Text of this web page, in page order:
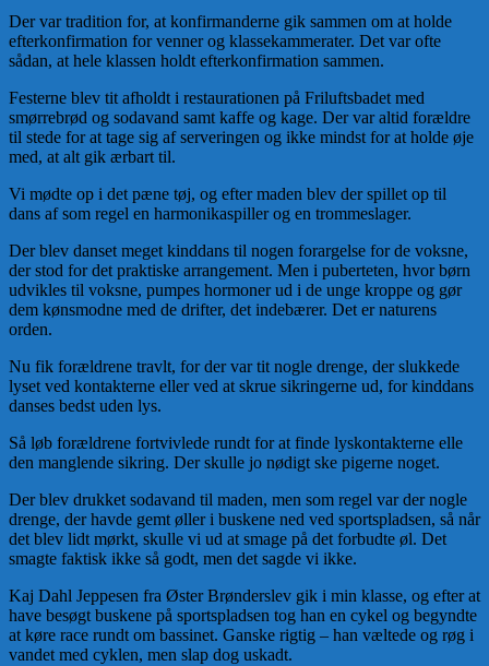
Der var tradition for, at konfirmanderne gik sammen om at holde
efterkonfirmation for venner og klassekammerater. Det var ofte
sådan, at hele klassen holdt efterkonfirmation sammen.
Festerne blev tit afholdt i restaurationen på Friluftsbadet med
smørrebrød og sodavand samt kaffe og kage. Der var altid forældre
til stede for at tage sig af serveringen og ikke mindst for at holde øje
med, at alt gik ærbart til.
Vi mødte op i det pæne tøj, og efter maden blev der spillet op til
dans af som regel en harmonikaspiller og en trommeslager.
Der blev danset meget kinddans til nogen forargelse for de voksne,
der stod for det praktiske arrangement. Men i puberteten, hvor børn
udvikles til voksne, pumpes hormoner ud i de unge kroppe og gør
dem kønsmodne med de drifter, det indebærer. Det er naturens
orden.
Nu fik forældrene travlt, for der var tit nogle drenge, der slukkede
lyset ved kontakterne eller ved at skrue sikringerne ud, for kinddans
danses bedst uden lys.
Så løb forældrene fortvivlede rundt for at finde lyskontakterne elle
den manglende sikring. Der skulle jo nødigt ske pigerne noget.
Der blev drukket sodavand til maden, men som regel var der nogle
drenge, der havde gemt øller i buskene ned ved sportspladsen, så når
det blev lidt mørkt, skulle vi ud at smage på det forbudte øl. Det
smagte faktisk ikke så godt, men det sagde vi ikke.
Kaj Dahl Jeppesen fra Øster Brønderslev gik i min klasse, og efter at
have besøgt buskene på sportspladsen tog han en cykel og begyndte
at køre race rundt om bassinet. Ganske rigtig – han væltede og røg i
vandet med cyklen, men slap dog uskadt.